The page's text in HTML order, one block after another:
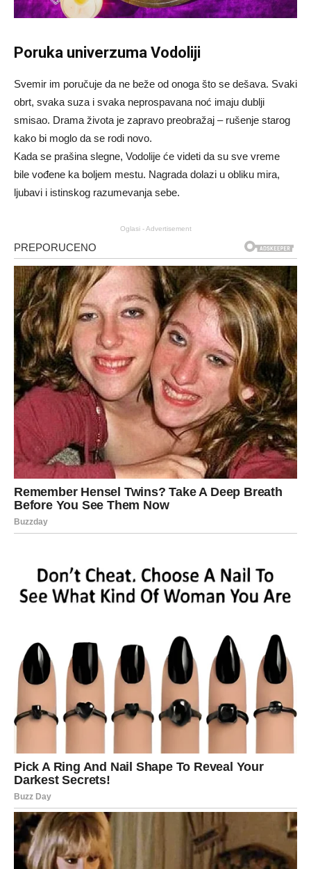
Poruka univerzuma Vodoliji
Svemir im poručuje da ne beže od onoga što se dešava. Svaki
obrt, svaka suza i svaka neprospavana noć imaju dublji
smisao. Drama života je zapravo preobražaj – rušenje starog
kako bi moglo da se rodi novo.
Kada se prašina slegne, Vodolije će videti da su sve vreme
bile vođene ka boljem mestu. Nagrada dolazi u obliku mira,
ljubavi i istinskog razumevanja sebe.
Oglasi - Advertisement